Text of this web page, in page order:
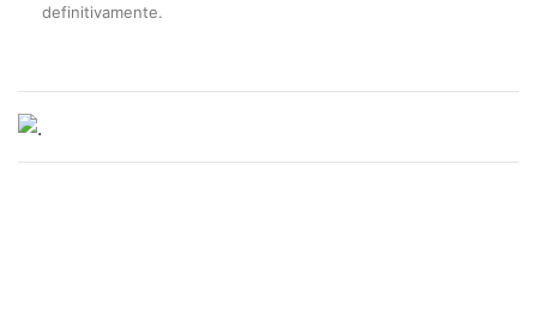
definitivamente.